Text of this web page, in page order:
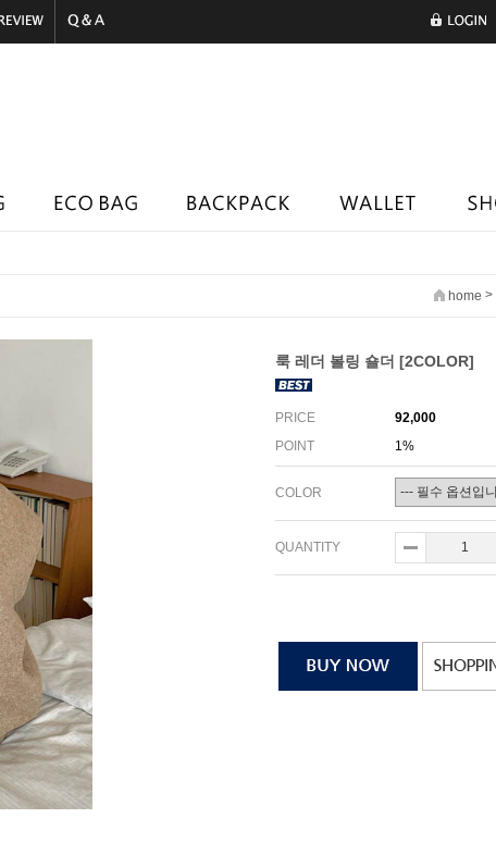
home >
룩 레더 볼링 숄더 [2COLOR]
PRICE
92,000
POINT
1%
COLOR
QUANTITY